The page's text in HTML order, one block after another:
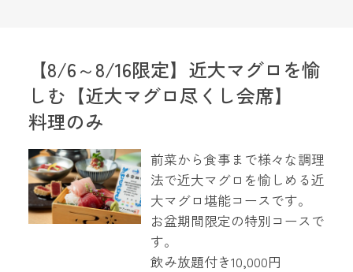
【8/6～8/16限定】近大マグロを愉
しむ【近大マグロ尽くし会席】
料理のみ
前菜から食事まで様々な調理
法で近大マグロを愉しめる近
大マグロ堪能コースです。
お盆期間限定の特別コースで
す。
飲み放題付き10,000円